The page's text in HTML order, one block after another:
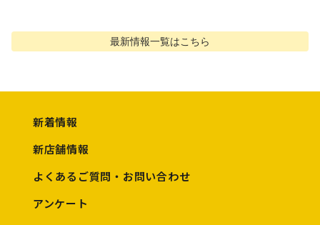
最新情報一覧はこちら
新着情報
新店舗情報
よくあるご質問・お問い合わせ
アンケート